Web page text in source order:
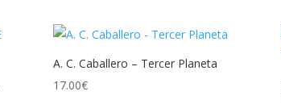
A. C. Caballero – Tercer Planeta
17.00€